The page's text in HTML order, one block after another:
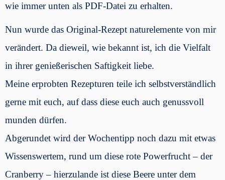
wie immer unten als PDF-Datei zu erhalten.
Nun wurde das Original-Rezept naturelemente von mir
verändert. Da dieweil, wie bekannt ist, ich die Vielfalt
in ihrer genießerischen Saftigkeit liebe.
Meine erprobten Rezepturen teile ich selbstverständlich
gerne mit euch, auf dass diese euch auch genussvoll
munden dürfen.
Abgerundet wird der Wochentipp noch dazu mit etwas
Wissenswertem, rund um diese rote Powerfrucht – der
Cranberry – hierzulande ist diese Beere unter dem